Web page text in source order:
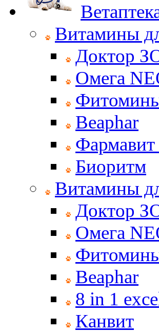
Витамины
Доктор
Омега
Beaphar
Биоритм
Витамины
Доктор
Омега
Beaphar
8 in 1
Канвит